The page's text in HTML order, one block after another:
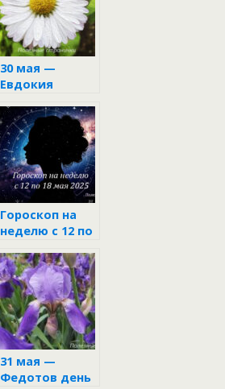
30 мая —
Евдокия
Гороскоп на
неделю с 12 по
31 мая —
Федотов день